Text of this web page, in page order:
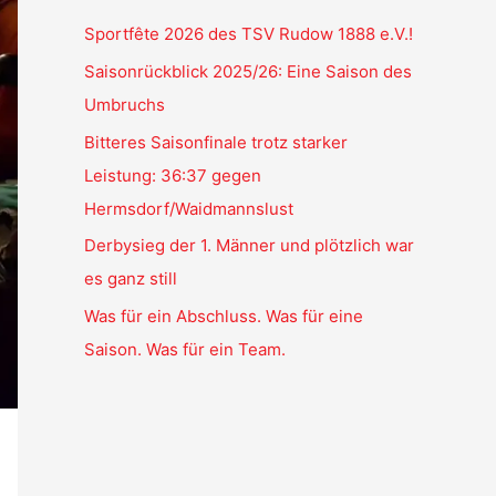
Sportfête 2026 des TSV Rudow 1888 e.V.!
Saisonrückblick 2025/26: Eine Saison des
Umbruchs
Bitteres Saisonfinale trotz starker
Leistung: 36:37 gegen
Hermsdorf/Waidmannslust
Derbysieg der 1. Männer und plötzlich war
es ganz still
Was für ein Abschluss. Was für eine
Saison. Was für ein Team.